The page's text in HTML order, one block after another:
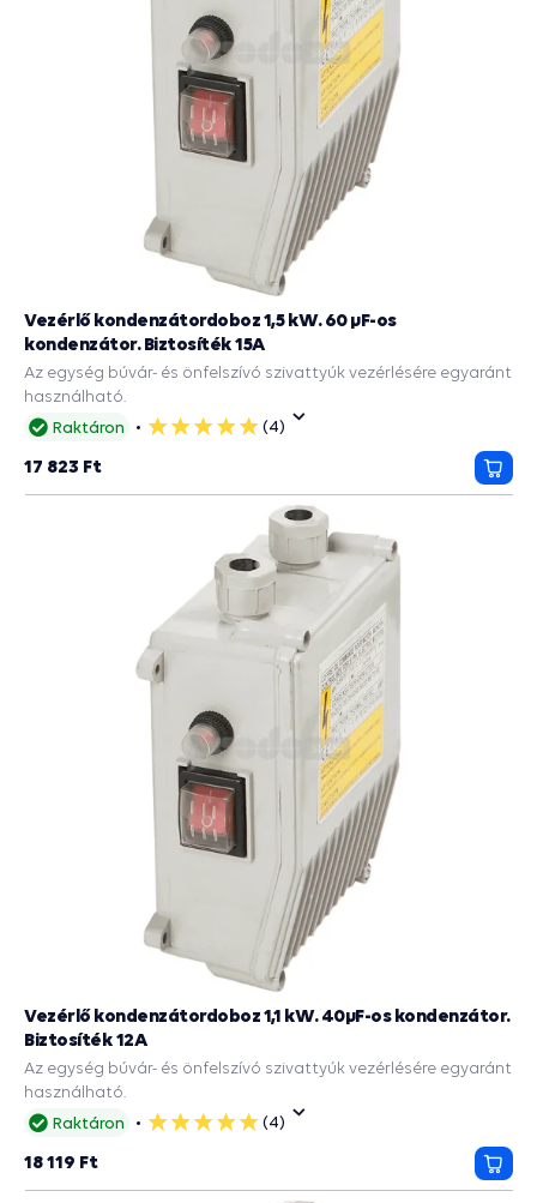
Raktáron
5
(4)
Vezérlő kondenzátordoboz 1,5 kW. 60 µF-os
kondenzátor. Biztosíték 15A
Az egység búvár- és önfelszívó szivattyúk vezérlésére egyaránt
használható.
17 823 Ft
Raktáron
5
(4)
Vezérlő kondenzátordoboz 1,1 kW. 40µF-os kondenzátor.
Biztosíték 12A
Az egység búvár- és önfelszívó szivattyúk vezérlésére egyaránt
használható.
18 119 Ft